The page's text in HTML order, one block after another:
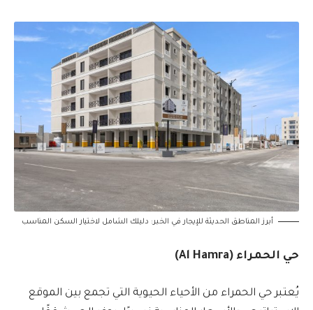
أبرز المناطق الحديثة للإيجار في الخبر: دليلك الشامل لاختيار السكن المناسب
حي الحمراء (Al Hamra)
يُعتبر حي الحمراء من الأحياء الحيوية التي تجمع بين الموقع